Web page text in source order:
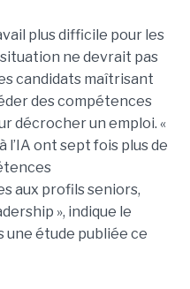
plus difficile pour les
ne devrait pas
candidats maîtrisant
des compétences
décrocher un emploi. «
l’IA ont sept fois plus de
aux profils seniors,
», indique le
une étude publiée ce